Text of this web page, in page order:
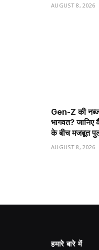
AUGUST 8, 2026
Gen-Z की
भागवत?
के बीच मजबूत
AUGUST 8, 2026
हमारे बारे में